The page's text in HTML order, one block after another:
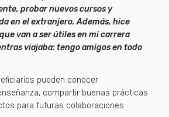
probar nuevos cursos y
en el extranjero. Además, hice
van a ser útiles en mi carrera
viajaba: tengo amigos en todo
pueden conocer
compartir buenas prácticas
para futuras colaboraciones.